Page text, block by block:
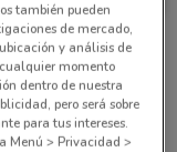
también pueden
de mercado,
y análisis de
momento
dentro de nuestra
pero será sobre
para tus intereses.
Menú > Privacidad >